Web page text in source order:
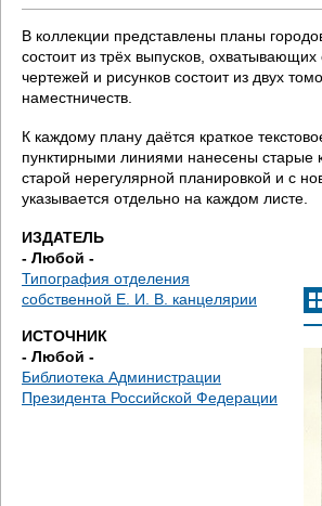
В
ы
д
е
с
ь
В коллекции представлены планы
состоит из трёх выпусков,
чертежей и рисунков состоит из двух
наместничеств.
К каждому плану даётся краткое
пунктирными линиями нанесены старые
старой нерегулярной планировкой и с
указывается отдельно на каждом листе.
ИЗДАТЕЛЬ
- Любой -
Типография отделения
собственной Е. И. В. канцелярии
ИСТОЧНИК
- Любой -
Библиотека Администрации
Президента Российской Федерации